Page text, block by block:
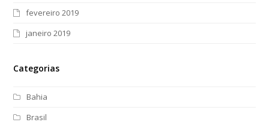
fevereiro 2019
janeiro 2019
Categorias
Bahia
Brasil